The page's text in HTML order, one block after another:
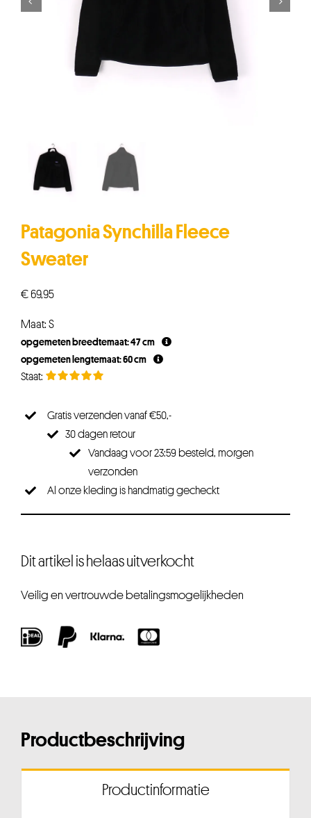
Patagonia Synchilla Fleece
Sweater
€69,95
Maat: S
opgemeten breedtemaat: 47 cm
opgemeten lengtemaat: 60 cm
Gratis verzenden vanaf €50,-
30 dagen retour
Vandaag voor 23:59 besteld, morgen
verzonden
Al onze kleding is handmatig gecheckt
Dit artikel is helaas uitverkocht
Veilig en vertrouwde betalingsmogelijkheden
Productbeschrijving
Productinformatie